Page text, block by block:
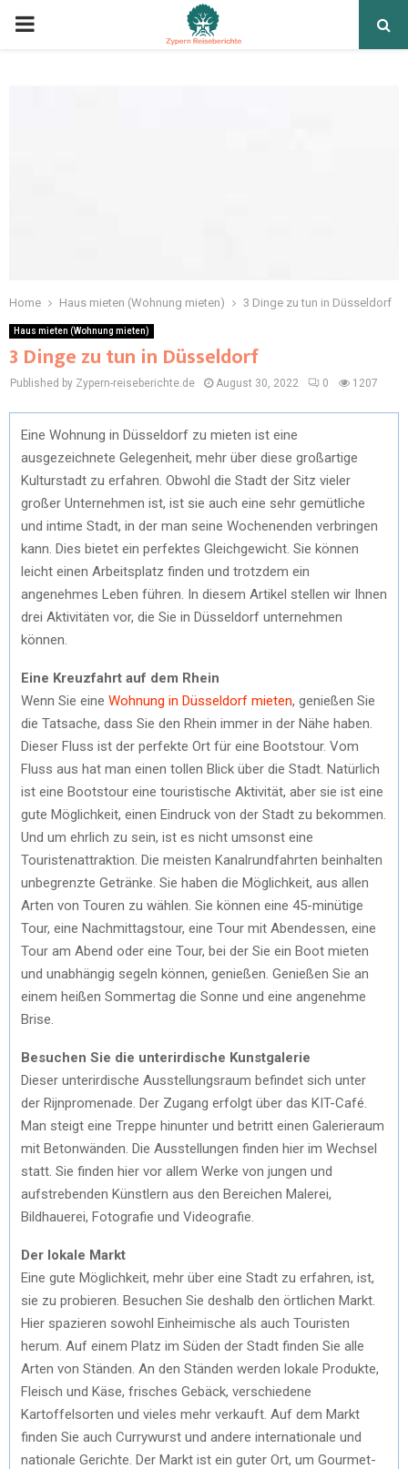
Home Haus mieten (Wohnung mieten) 3 Dinge zu tun in Düsseldorf
Haus mieten (Wohnung mieten)
3 Dinge zu tun in Düsseldorf
Published by Zypern-reiseberichte.de August 30, 2022 0 1207
Eine Wohnung in Düsseldorf zu mieten ist eine
ausgezeichnete Gelegenheit, mehr über diese großartige
Kulturstadt zu erfahren. Obwohl die Stadt der Sitz vieler
großer Unternehmen ist, ist sie auch eine sehr gemütliche
und intime Stadt, in der man seine Wochenenden verbringen
kann. Dies bietet ein perfektes Gleichgewicht. Sie können
leicht einen Arbeitsplatz finden und trotzdem ein
angenehmes Leben führen. In diesem Artikel stellen wir Ihnen
drei Aktivitäten vor, die Sie in Düsseldorf unternehmen
können.
Eine Kreuzfahrt auf dem Rhein
Wenn Sie eine Wohnung in Düsseldorf mieten, genießen Sie
die Tatsache, dass Sie den Rhein immer in der Nähe haben.
Dieser Fluss ist der perfekte Ort für eine Bootstour. Vom
Fluss aus hat man einen tollen Blick über die Stadt. Natürlich
ist eine Bootstour eine touristische Aktivität, aber sie ist eine
gute Möglichkeit, einen Eindruck von der Stadt zu bekommen.
Und um ehrlich zu sein, ist es nicht umsonst eine
Touristenattraktion. Die meisten Kanalrundfahrten beinhalten
unbegrenzte Getränke. Sie haben die Möglichkeit, aus allen
Arten von Touren zu wählen. Sie können eine 45-minütige
Tour, eine Nachmittagstour, eine Tour mit Abendessen, eine
Tour am Abend oder eine Tour, bei der Sie ein Boot mieten
und unabhängig segeln können, genießen. Genießen Sie an
einem heißen Sommertag die Sonne und eine angenehme
Brise.
Besuchen Sie die unterirdische Kunstgalerie
Dieser unterirdische Ausstellungsraum befindet sich unter
der Rijnpromenade. Der Zugang erfolgt über das KIT-Café.
Man steigt eine Treppe hinunter und betritt einen Galerieraum
mit Betonwänden. Die Ausstellungen finden hier im Wechsel
statt. Sie finden hier vor allem Werke von jungen und
aufstrebenden Künstlern aus den Bereichen Malerei,
Bildhauerei, Fotografie und Videografie.
Der lokale Markt
Eine gute Möglichkeit, mehr über eine Stadt zu erfahren, ist,
sie zu probieren. Besuchen Sie deshalb den örtlichen Markt.
Hier spazieren sowohl Einheimische als auch Touristen
herum. Auf einem Platz im Süden der Stadt finden Sie alle
Arten von Ständen. An den Ständen werden lokale Produkte,
Fleisch und Käse, frisches Gebäck, verschiedene
Kartoffelsorten und vieles mehr verkauft. Auf dem Markt
finden Sie auch Currywurst und andere internationale und
nationale Gerichte. Der Markt ist ein guter Ort, um Gourmet-